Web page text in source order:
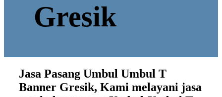
Gresik
Jasa Pasang Umbul Umbul T
Banner Gresik, Kami melayani jasa